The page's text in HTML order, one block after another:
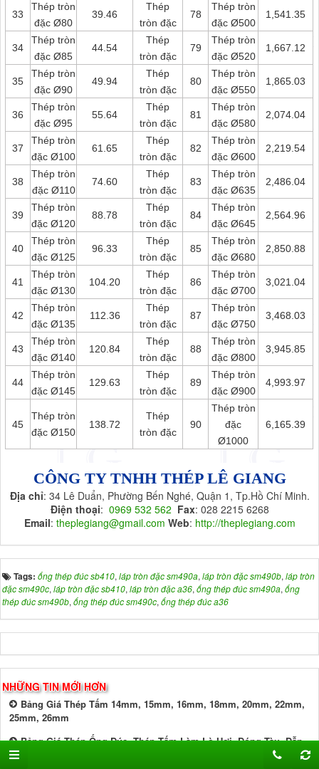
33
Thép tròn
đặc Ø80
39.46
Thép
tròn đặc
78
Thép tròn
đặc Ø500
1,541.35
34
Thép tròn
đặc Ø85
44.54
Thép
tròn đặc
79
Thép tròn
đặc Ø520
1,667.12
35
Thép tròn
đặc Ø90
49.94
Thép
tròn đặc
80
Thép tròn
đặc Ø550
1,865.03
36
Thép tròn
đặc Ø95
55.64
Thép
tròn đặc
81
Thép tròn
đặc Ø580
2,074.04
37
Thép tròn
đặc Ø100
61.65
Thép
tròn đặc
82
Thép tròn
đặc Ø600
2,219.54
38
Thép tròn
đặc Ø110
74.60
Thép
tròn đặc
83
Thép tròn
đặc Ø635
2,486.04
39
Thép tròn
đặc Ø120
88.78
Thép
tròn đặc
84
Thép tròn
đặc Ø645
2,564.96
40
Thép tròn
đặc Ø125
96.33
Thép
tròn đặc
85
Thép tròn
đặc Ø680
2,850.88
41
Thép tròn
đặc Ø130
104.20
Thép
tròn đặc
86
Thép tròn
đặc Ø700
3,021.04
42
Thép tròn
đặc Ø135
112.36
Thép
tròn đặc
87
Thép tròn
đặc Ø750
3,468.03
43
Thép tròn
đặc Ø140
120.84
Thép
tròn đặc
88
Thép tròn
đặc Ø800
3,945.85
44
Thép tròn
đặc Ø145
129.63
Thép
tròn đặc
89
Thép tròn
đặc Ø900
4,993.97
45
Thép tròn
đặc Ø150
138.72
Thép
tròn đặc
90
Thép tròn
đặc
Ø1000
6,165.39
CÔNG TY TNHH THÉP LÊ GIANG
Địa chỉ: 34 Lê Duẩn, Phường Bến Nghé, Quận 1, Tp.Hồ Chí Minh.
Điện thoại: 0969 532 562 Fax: 028 2215 6268
Email: theplegiang@gmail.com Web: http://theplegiang.com
Tags: ống thép đúc sb410, láp tròn đặc sm490a, láp tròn đặc sm490b, láp tròn
đặc sm490c, láp tròn đặc sb410, láp tròn đặc a36, ống thép đúc sm490a, ống
thép đúc sm490b, ống thép đúc sm490c, ống thép đúc a36
NHỮNG TIN MỚI HƠN
Bảng Giá Thép Tấm 14mm, 15mm, 16mm, 18mm, 20mm, 22mm,
25mm, 26mm
Bảng Giá Thép Ống Đúc, Thép Tấm Làm Lò Hơi, Đóng Tàu, Dẫn
Khí, Chịu Mài Mòn, Áp Lực